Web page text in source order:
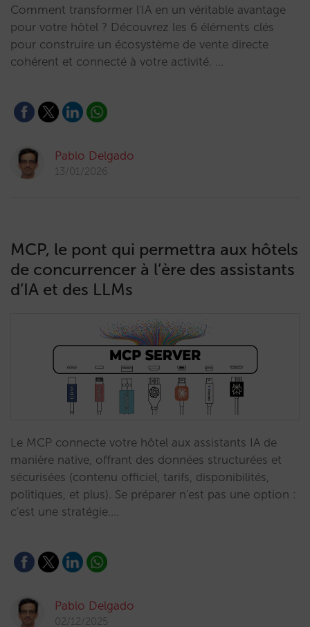
Comment transformer l'IA en un véritable avantage
pour votre hôtel ? Découvrez les 6 éléments clés
pour construire un écosystème de vente directe
cohérent et connecté à votre activité. …
Pablo Delgado
13/01/2026
MCP, le pont qui permettra aux hôtels
de concurrencer à l’ère des assistants
d’IA et des LLMs
Le MCP connecte votre hôtel aux assistants IA de
manière native, offrant des données structurées et
sécurisées (contenu officiel, tarifs, disponibilités,
politiques, et plus). Se préparer n'est pas une option :
c'est une stratégie.…
Pablo Delgado
02/12/2025